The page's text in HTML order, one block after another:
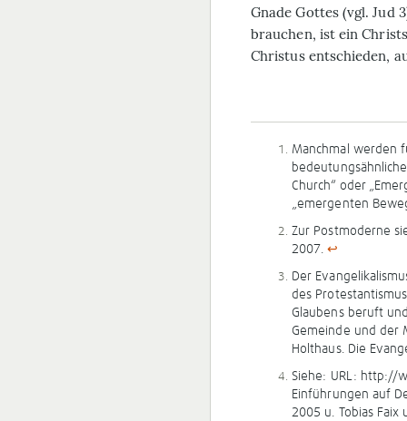
Gnade Gottes (vgl. Jud
brauchen, ist ein
Christus entschieden,
Manchmal werden
bedeutungsähnliche
Church“ oder
„emergenten
Zur Postmoderne
2007.↩
Der
des
Glaubens beruft
Gemeinde und der
Holthaus. Die
Siehe: URL: http://
Einführungen auf
2005 u. Tobias Faix